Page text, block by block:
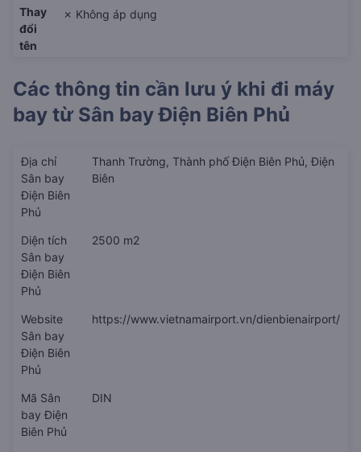
Thay
đổi
tên
✗ Không áp dụng
Các thông tin cần lưu ý khi đi máy
bay từ Sân bay Điện Biên Phủ
Địa chỉ
Sân bay
Điện Biên
Phủ
Thanh Trường, Thành phố Điện Biên Phủ, Điện
Biên
Diện tích
Sân bay
Điện Biên
Phủ
2500 m2
Website
Sân bay
Điện Biên
Phủ
https://www.vietnamairport.vn/dienbienairport/
Mã Sân
bay Điện
Biên Phủ
DIN